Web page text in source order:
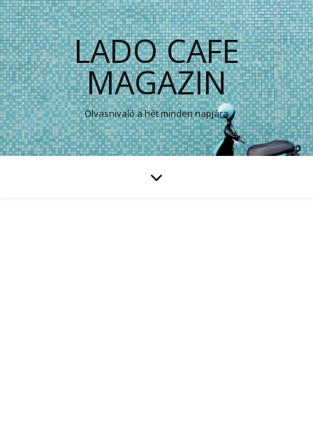
LADO CAFE
MAGAZIN
Olvasnivaló a hét minden napjára